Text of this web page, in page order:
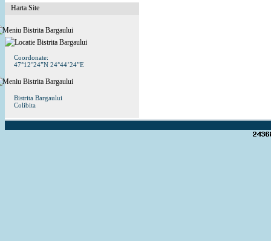
Harta Site
Coordonate:
47°12’24”N 24°44’24”E
Bistrita Bargaului
Colibita